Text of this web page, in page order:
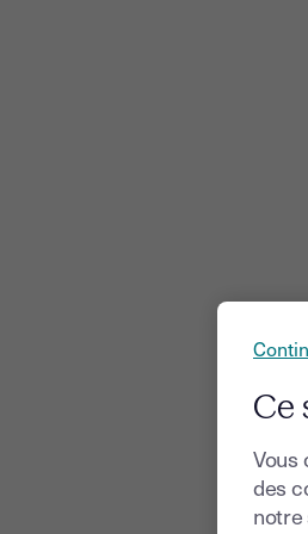
Ce
Vous
des
notre